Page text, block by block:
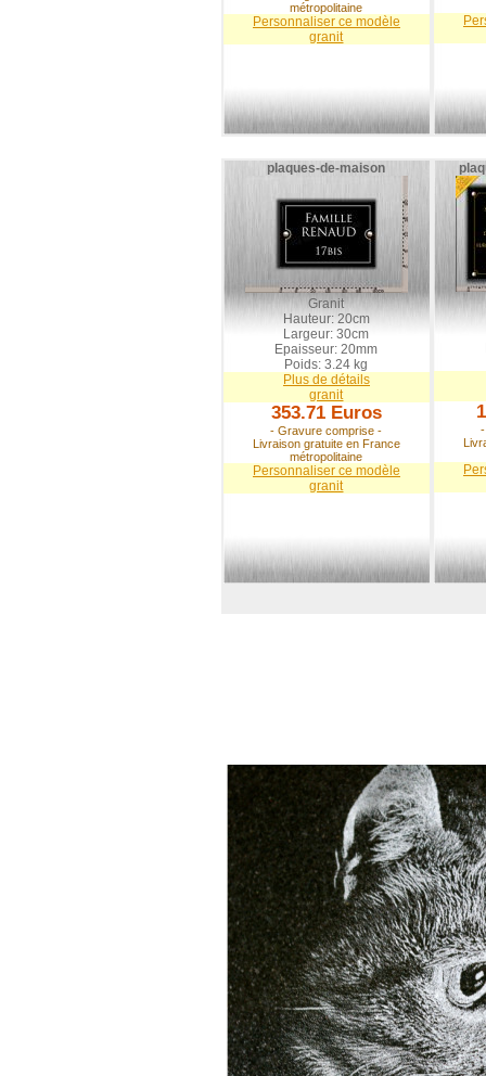
métropolitaine
Personnaliser ce modèle
granit
plaques-de-maison
Granit
Hauteur: 20cm
Largeur: 30cm
Epaisseur: 20mm
Poids: 3.24 kg
Plus de détails
granit
353.71 Euros
- Gravure comprise -
Livraison gratuite en France
métropolitaine
Personnaliser ce modèle
granit